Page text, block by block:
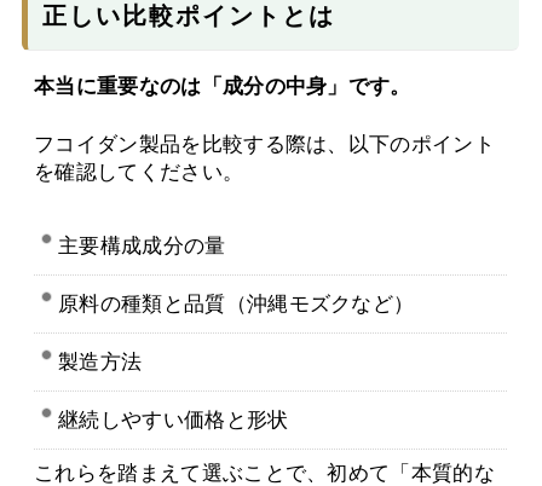
正しい比較ポイントとは
本当に重要なのは「成分の中身」です。
フコイダン製品を比較する際は、以下のポイント
を確認してください。
主要構成成分の量
原料の種類と品質（沖縄モズクなど）
製造方法
継続しやすい価格と形状
これらを踏まえて選ぶことで、初めて「本質的な